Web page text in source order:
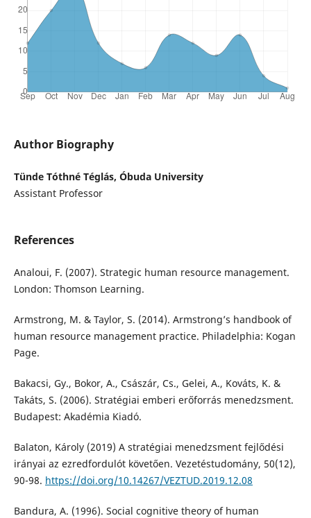
Author Biography
Tünde Tóthné Téglás, Óbuda University
Assistant Professor
References
Analoui, F. (2007). Strategic human resource management.
London: Thomson Learning.
Armstrong, M. & Taylor, S. (2014). Armstrong’s handbook of
human resource management practice. Philadelphia: Kogan
Page.
Bakacsi, Gy., Bokor, A., Császár, Cs., Gelei, A., Kováts, K. &
Takáts, S. (2006). Stratégiai emberi erőforrás menedzsment.
Budapest: Akadémia Kiadó.
Balaton, Károly (2019) A stratégiai menedzsment fejlődési
irányai az ezredfordulót követően. Vezetéstudomány, 50(12),
90-98. https://doi.org/10.14267/VEZTUD.2019.12.08
Bandura, A. (1996). Social cognitive theory of human